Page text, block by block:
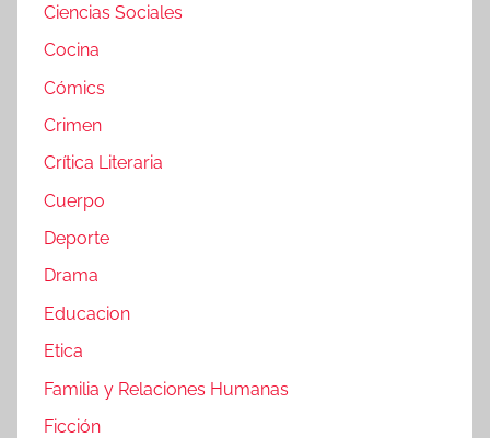
Ciencias Sociales
Cocina
Cómics
Crimen
Crítica Literaria
Cuerpo
Deporte
Drama
Educacion
Etica
Familia y Relaciones Humanas
Ficción